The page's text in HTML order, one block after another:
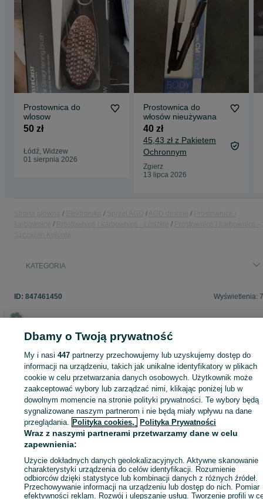
Prostownica do
wlosow
50 zł
Łódź, Widzew
01 sierpnia 2026
Prostownica do
włosów nieużywana
40 zł
45,43 zł z Pakietem
Ochronnym
Zgierz
13 lipca 2026
KATEGORIA
ID: 847461450 Wyświetlenia:
Zaloguj się lub załóż konto na OLX, aby skontaktować się z
sprzedającym
Zaloguj się / Załóż konto
Kup
Dbamy o Twoją prywatność
My i nasi447 partnerzy przechowujemy lub uzyskujemy dostęp do
informacji na urządzeniu, takich jak unikalne identyfikatory w plikach
cookie w celu przetwarzania danych osobowych. Użytkownik może
zaakceptować wybory lub zarządzać nimi, klikając poniżej lub w
dowolnym momencie na stronie polityki prywatności. Te wybory będą
sygnalizowane naszym partnerom i nie będą miały wpływu na dane
przeglądania. Polityka cookies, Polityka Prywatności
Wraz z naszymi partnerami przetwarzamy dane w celu
zapewnienia:
Użycie dokładnych danych geolokalizacyjnych. Aktywne skanowanie
charakterystyki urządzenia do celów identyfikacji. Rozumienie
odbiorców dzięki statystyce lub kombinacji danych z różnych źródeł.
Przechowywanie informacji na urządzeniu lub dostęp do nich. Pomiar
efektywności reklam. Rozwój i ulepszanie usług. Tworzenie profili w